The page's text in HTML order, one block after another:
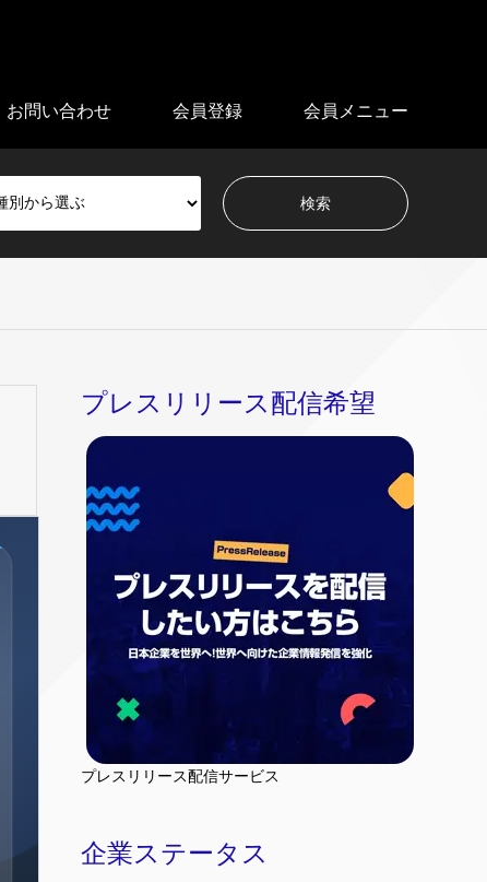
お問い合わせ 会員登録 会員メニュー
プレスリリース配信希望
プレスリリース配信サービス
企業ステータス